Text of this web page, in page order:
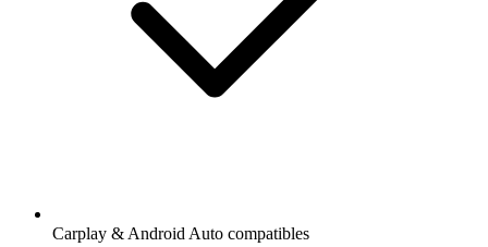
Carplay & Android Auto compatibles